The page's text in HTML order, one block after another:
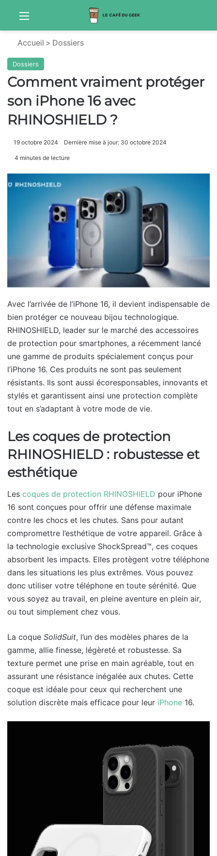
Menu
Accueil > Dossiers
Dossiers
Comment vraiment protéger
son iPhone 16 avec
RHINOSHIELD ?
19 octobre 2024 Dernière mise à jour: 30 octobre 2024
4 minutes de lecture
Avec l’arrivée de l’iPhone 16, il devient indispensable de
bien protéger ce nouveau bijou technologique.
RHINOSHIELD, leader sur le marché des accessoires
de protection pour smartphones, a récemment lancé
une gamme de produits spécialement conçus pour
l’iPhone 16. Ces produits ne sont pas seulement
résistants. Ils sont aussi écoresponsables, innovants et
stylés et garantissent ainsi une protection complète
tout en s’adaptant à votre mode de vie.
Les coques de protection
RHINOSHIELD : robustesse et
esthétique
Les coques de protection RHINOSHIELD pour iPhone
16 sont conçues pour offrir une défense maximale
contre les chocs et les chutes. Sans pour autant
compromettre l’esthétique de votre appareil. Grâce à
la technologie exclusive ShockSpread™, ces coques
absorbent les impacts. Elles protègent votre téléphone
dans les situations les plus extrêmes. Vous pouvez
donc utiliser votre téléphone en toute sérénité. Que
vous soyez au travail, en pleine aventure en plein air,
ou tout simplement chez vous.
La coque SolidSuit, l’un des modèles phares de la
gamme, allie finesse, légèreté et robustesse. Sa
texture permet une prise en main agréable, tout en
assurant une résistance inégalée aux chutes. Cette
coque est idéale pour ceux qui recherchent une
solution discrète mais efficace pour leur iPhone 16.